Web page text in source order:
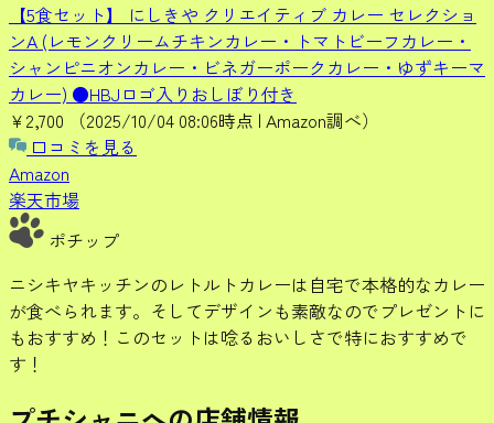
【5食セット】 にしきや クリエイティブ カレー セレクショ
ンA (レモンクリームチキンカレー・トマトビーフカレー・
シャンピニオンカレー・ビネガーポークカレー・ゆずキーマ
カレー) ●HBJロゴ入りおしぼり付き
¥2,700
（2025/10/04 08:06時点 | Amazon調べ）
口コミを見る
Amazon
楽天市場
ポチップ
ニシキヤキッチンのレトルトカレーは自宅で本格的なカレー
が食べられます。そしてデザインも素敵なのでプレゼントに
もおすすめ！このセットは唸るおいしさで特におすすめで
す！